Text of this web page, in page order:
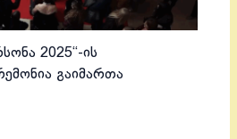
2025“-ის
გაიმართა